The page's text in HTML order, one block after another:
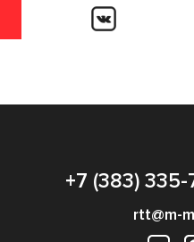
+7 (383)
rtt@m-